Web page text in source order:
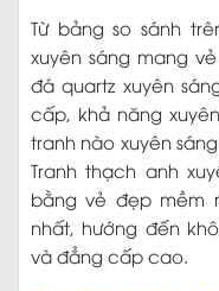
Từ bảng so sánh
xuyên sáng mang
đá quartz xuyên
cấp, khả năng
tranh nào xuyên
Tranh thạch anh
bằng vẻ đẹp mềm
nhất, hướng đến
và đẳng cấp cao.